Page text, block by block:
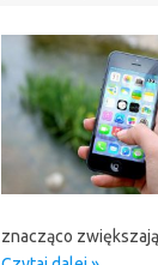
znacząco